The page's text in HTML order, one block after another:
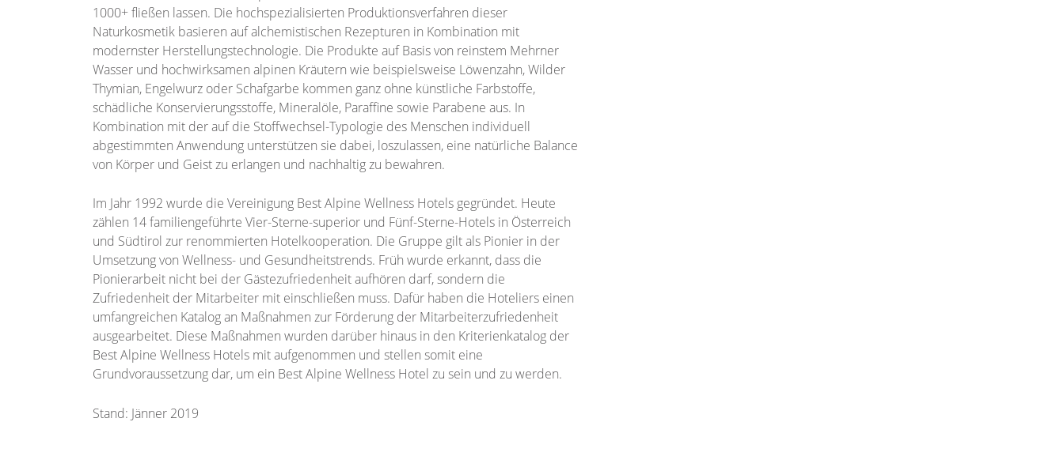
1000+ fließen lassen. Die hochspezialisierten Produktionsverfahren dieser
Naturkosmetik basieren auf alchemistischen Rezepturen in Kombination mit
modernster Herstellungstechnologie. Die Produkte auf Basis von reinstem Mehrner
Wasser und hochwirksamen alpinen Kräutern wie beispielsweise Löwenzahn, Wilder
Thymian, Engelwurz oder Schafgarbe kommen ganz ohne künstliche Farbstoffe,
schädliche Konservierungsstoffe, Mineralöle, Paraffine sowie Parabene aus. In
Kombination mit der auf die Stoffwechsel-Typologie des Menschen individuell
abgestimmten Anwendung unterstützen sie dabei, loszulassen, eine natürliche Balance
von Körper und Geist zu erlangen und nachhaltig zu bewahren.
Im Jahr 1992 wurde die Vereinigung Best Alpine Wellness Hotels gegründet. Heute
zählen 14 familiengeführte Vier-Sterne-superior und Fünf-Sterne-Hotels in Österreich
und Südtirol zur renommierten Hotelkooperation. Die Gruppe gilt als Pionier in der
Umsetzung von Wellness- und Gesundheitstrends. Früh wurde erkannt, dass die
Pionierarbeit nicht bei der Gästezufriedenheit aufhören darf, sondern die
Zufriedenheit der Mitarbeiter mit einschließen muss. Dafür haben die Hoteliers einen
umfangreichen Katalog an Maßnahmen zur Förderung der Mitarbeiterzufriedenheit
ausgearbeitet. Diese Maßnahmen wurden darüber hinaus in den Kriterienkatalog der
Best Alpine Wellness Hotels mit aufgenommen und stellen somit eine
Grundvoraussetzung dar, um ein Best Alpine Wellness Hotel zu sein und zu werden.
Stand: Jänner 2019